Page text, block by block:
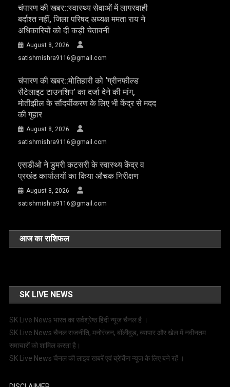
चंपारण की खबर::स्वास्थ्य सेवाओं में लापरवाही
बर्दाश्त नहीं, जिला परिषद अध्यक्ष ममता राय ने
अधिकारियों को दी कड़ी चेतावनी
August 8, 2026
satishmishra9116@gmail.com
चंपारण की खबर::मोतिहारी को ‘ग्रीनफील्ड
सैटेलाइट टाउनशिप’ का दर्जा देने की मांग,
मोतीझील के सौंदर्यीकरण के लिए भी केंद्र से मदद
की गुहार
August 8, 2026
satishmishra9116@gmail.com
एसडीओ ने डुमरी कटसरी के स्वास्थ्य केंद्र व
प्रखंड कार्यालयों का किया औचक निरीक्षण
August 8, 2026
satishmishra9116@gmail.com
आज का राशिफल
SK LIVE NEWS
SK Live News भारत का सर्वश्रेष्ठ हिंदी न्‍यूज चैनल है ।
SK Live News चैनल राजनीति, मनोरंजन, बॉलीवुड, व्यापार और खेल में नवीनतम
समाचारों को शामिल करता है।
SK Live News चैनल की लाइव खबरें एवं ब्रेकिंग न्यूज के लिए बने रहें ।